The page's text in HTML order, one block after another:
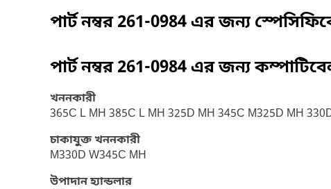
পার্ট নম্বর261-0984এর জন্য
পার্ট নম্বর261-0984এর জন্য
খননকারী
365C L MH 385C L MH 325D MH 345C M325D MH
চাকাযুক্ত খননকারী
M330D W345C MH
উপাদান হ্যান্ডলার